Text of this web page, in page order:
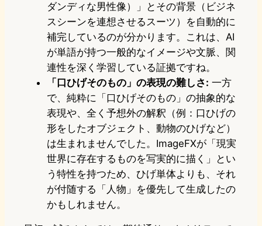
ダンディな男性像）」とその背景（ビジネ
スシーンを連想させるスーツ）を自動的に
補完しているのが分かります。これは、AI
が単語が持つ一般的なイメージや文脈、関
連性を深く学習している証拠ですね。
「口ひげそのもの」の表現の難しさ: 一方
で、純粋に「口ひげそのもの」の抽象的な
表現や、全く予想外の解釈（例：口ひげの
形をしたオブジェクト、動物のひげなど）
は生まれませんでした。ImageFXが「現実
世界に存在するものを写実的に描く」とい
う特性を持つため、ひげ単体よりも、それ
が付随する「人物」を優先して生成したの
かもしれません。